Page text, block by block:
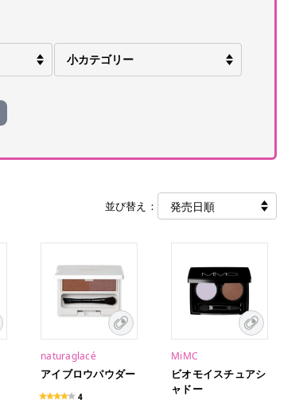
並び替え：
naturaglacé
アイブロウパウダー
4
MiMC
ビオモイスチュアシ
ャドー